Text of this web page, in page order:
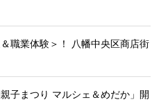
職業体験＞！ 八幡中央区商店街
子まつり マルシェ＆めだか」開